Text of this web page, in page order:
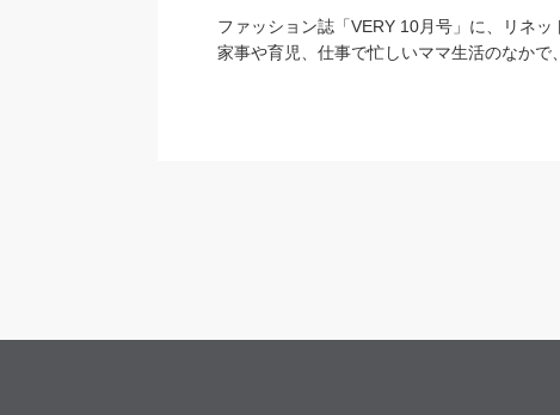
ファッション誌「VERY 10月号」に、リネッ
家事や育児、仕事で忙しいママ生活のなかで